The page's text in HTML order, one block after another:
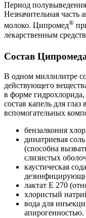
Период полувыведения
Незначительная часть
молоко. Ципромед®
лекарственным
Состав
В одном миллилитре
действующего
в форме
состав капель для
вспомогательных
бензалкония
динатриевая
(способна
слизистых
каустическая
лактат Е 270
хлористый
вода для
апирогенностью.